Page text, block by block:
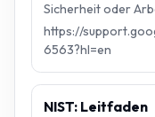
Sicherheit oder
https://
6563?hl=en
NIST: Leitfaden